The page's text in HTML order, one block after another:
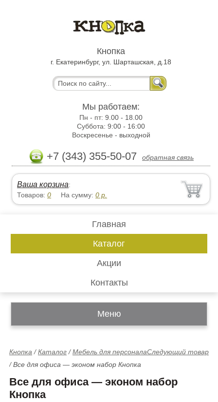
Кнопка
г. Екатеринбург, ул. Шарташская, д.18
Мы работаем:
Пн - пт:9.00 - 18.00
Суббота:9:00 - 16:00
Воскресенье - выходной
+7 (343) 355-50-07 обратная связь
Ваша корзина:
Товаров:0 На сумму:0 р.
Главная
Каталог
Акции
Контакты
Меню
Следующий товар
Кнопка /Каталог /Мебель для персонала
/Все для офиса — эконом набор Кнопка
Все для офиса — эконом набор
Кнопка